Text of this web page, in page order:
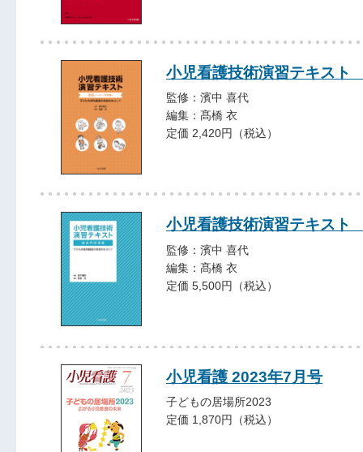
小児看護技術演習テキス
監修：濱中 喜代
編集：髙橋 衣
定価 2,420円（税込）
小児看護技術演習テキス
監修：濱中 喜代
編集：髙橋 衣
定価 5,500円（税込）
小児看護 2023年7月号
子どもの居場所2023
定価 1,870円（税込）